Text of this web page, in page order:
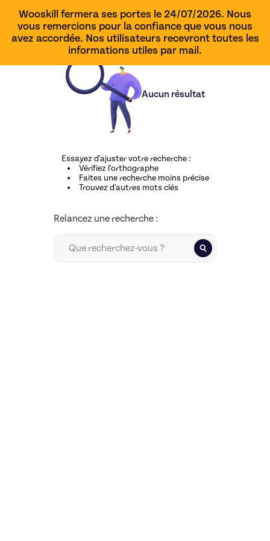
Wooskill fermera ses portes le 24/07/2026. Nous
vous remercions pour la confiance que vous nous
avez accordée. Nos utilisateurs recevront toutes les
informations utiles par mail.
Aucun résultat
Essayez d'ajuster votre recherche:
Vérifiez l'orthographe
Faites une recherche moins précise
Trouvez d'autres mots clés
Relancez une recherche :